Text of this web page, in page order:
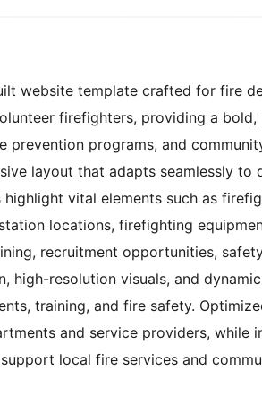
website template crafted for fire
firefighters, providing a
prevention programs, and
layout that adapts seamlessly to
vital elements such as
locations, firefighting
recruitment opportunities,
high-resolution visuals, and
training, and fire safety.
and service providers, while
local fire services and